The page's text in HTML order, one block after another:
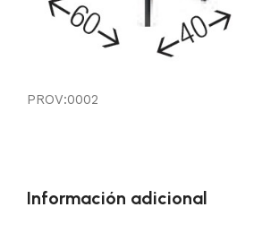
PROV:0002
Información adicional